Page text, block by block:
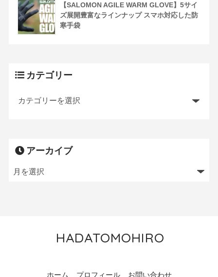
【SALOMON AGILE WARM GLOVE】5サイ
ズ展開豊富なラインナップ スマホ対応した防
寒手袋
カテゴリー
アーカイブ
HADATOMOHIRO
ホーム プロフィール お問い合わせ